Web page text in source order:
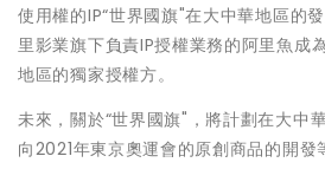
使用權的IP“世界國旗"在大中華地區的
里影業旗下負責IP授權業務的阿里魚成
地區的獨家授權方。
未來，關於“世界國旗"，將計劃在大中
向2021年東京奧運會的原創商品的開發